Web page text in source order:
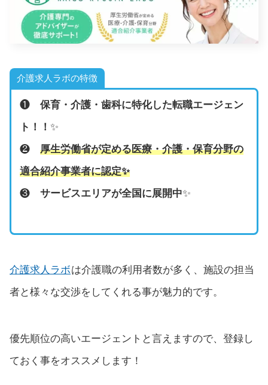
介護求人ラボの特徴
❶ 保育・介護・歯科に特化した転職エージェン
ト！！ ✨
❷ 厚生労働省が定める医療・介護・保育分野の
適合紹介事業者に認定✨
❸ サービスエリアが全国に展開中✨
介護求人ラボは介護職の利用者数が多く、施設の担当
者と様々な交渉をしてくれる事が魅力的です。
優先順位の高いエージェントと言えますので、登録し
ておく事をオススメします！